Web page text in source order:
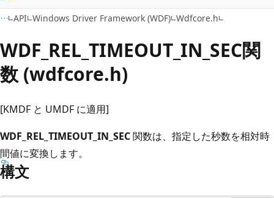
プ
API Windows Driver Framework (WDF) Wdfcore.h
WDF_REL_TIMEOUT_IN_SEC関
数 (wdfcore.h)
[KMDF と UMDF に適用]
WDF_REL_TIMEOUT_IN_SEC関数は、指定した秒数を相対時
間値に変換します。
構文